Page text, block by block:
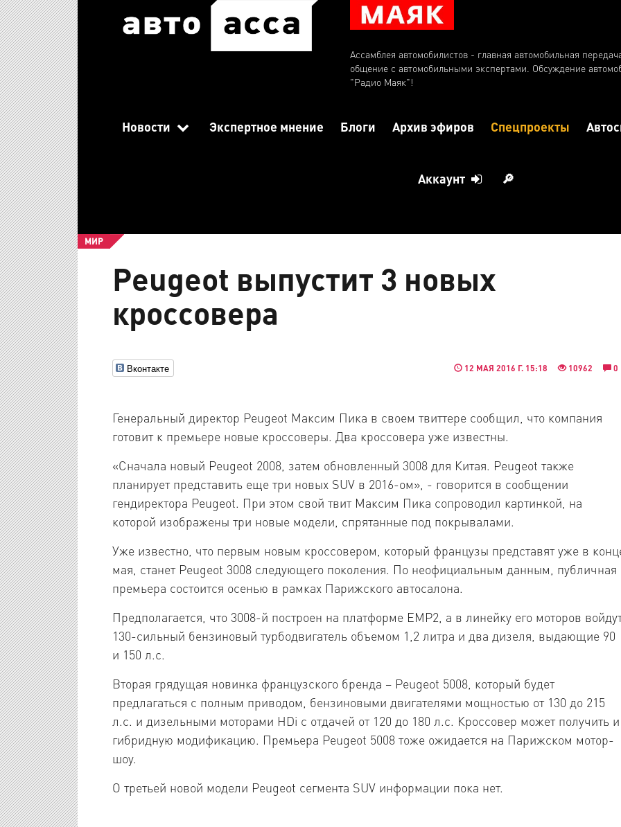
Ассамблея автомобилистов - главная автомобильная
общение с автомобильными экспертами. Обсуждение
"Радио Маяк"!
Новости Экспертное мнение Блоги Архив эфиров Спецпроекты
Аккаунт 🔎
МИР
Peugeot выпустит 3 новых
кроссовера
Вконтакте 12 МАЯ 2016 Г. 15:18 10962 0
Генеральный директор Peugeot Максим Пика в своем твиттере сообщил, что компания
готовит к премьере новые кроссоверы. Два кроссовера уже известны.
«Сначала новый Peugeot 2008, затем обновленный 3008 для Китая. Peugeot также
планирует представить еще три новых SUV в 2016-ом», - говорится в сообщении
гендиректора Peugeot. При этом свой твит Максим Пика сопроводил картинкой, на
которой изображены три новые модели, спрятанные под покрывалами.
Уже известно, что первым новым кроссовером, который французы представят уже в
мая, станет Peugeot 3008 следующего поколения. По неофициальным данным, публичная
премьера состоится осенью в рамках Парижского автосалона.
Предполагается, что 3008-й построен на платформе EMP2, а в линейку его моторов
130-сильный бензиновый турбодвигатель объемом 1,2 литра и два дизеля, выдающие 90
и 150 л.с.
Вторая грядущая новинка французского бренда – Peugeot 5008, который будет
предлагаться с полным приводом, бензиновыми двигателями мощностью от 130 до 215
л.с. и дизельными моторами HDi с отдачей от 120 до 180 л.с. Кроссовер может получить и
гибридную модификацию. Премьера Peugeot 5008 тоже ожидается на Парижском мотор-
шоу.
О третьей новой модели Peugeot сегмента SUV информации пока нет.